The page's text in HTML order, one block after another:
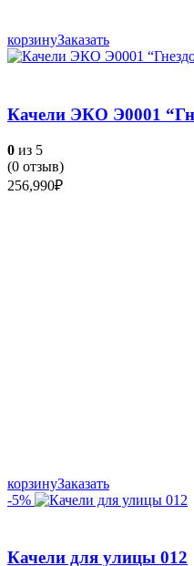
корзинуЗаказать
Качели ЭКО Э0001
0 из 5
(0 отзыв)
256,990₽
корзинуЗаказать
-5%
Качели для улицы 012